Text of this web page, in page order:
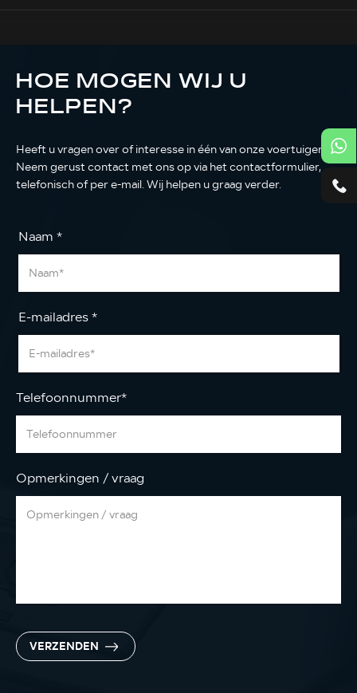
HOE MOGEN WIJ U
HELPEN?
Heeft u vragen over of interesse in één van onze voertuigen?
Neem gerust contact met ons op via het contactformulier,
telefonisch of per e-mail. Wij helpen u graag verder.
Naam *
E-mailadres*
Telefoonnummer*
Opmerkingen / vraag
VERZENDEN